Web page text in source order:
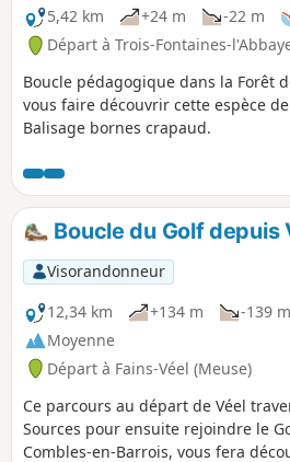
5,42 km
+24 m -22 m
Départ à Trois-Fontaines-
Boucle pédagogique dans la Forêt
vous faire découvrir cette espèce
Balisage bornes crapaud.
Boucle du Golf depuis
Visorandonneur
12,34 km
+134 m -139 m
Moyenne
Départ à Fains-Véel (Meuse)
Ce parcours au départ de Véel
Sources pour ensuite rejoindre le
Combles-en-Barrois, vous fera